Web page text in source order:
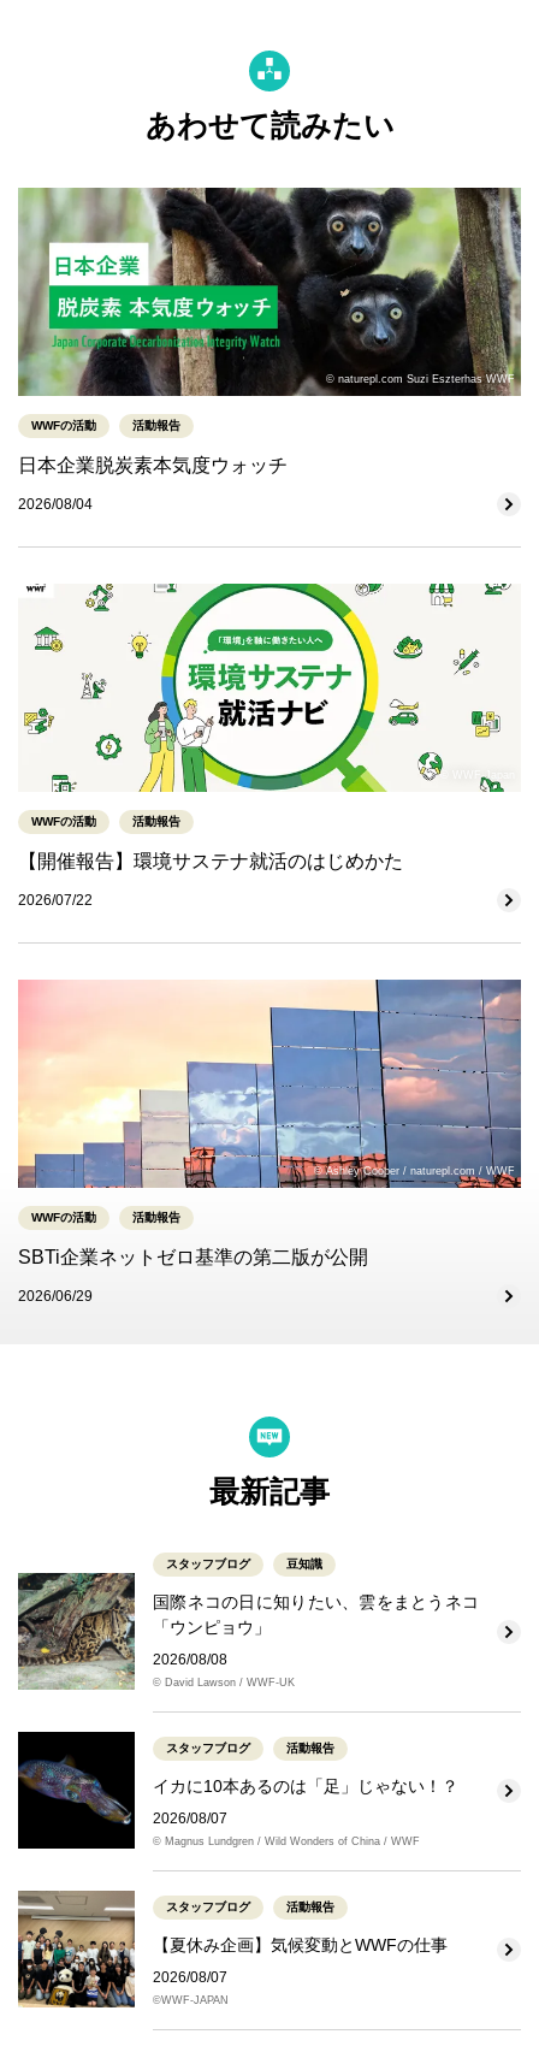
あわせて読みたい
© naturepl.com Suzi Eszterhas WWF
WWFの活動 活動報告
日本企業脱炭素本気度ウォッチ
2026/08/04
© WWF-Japan
WWFの活動 活動報告
【開催報告】環境サステナ就活のはじめかた
2026/07/22
© Ashley Cooper / naturepl.com / WWF
WWFの活動 活動報告
SBTi企業ネットゼロ基準の第二版が公開
2026/06/29
最新記事
スタッフブログ 豆知識
国際ネコの日に知りたい、雲をまとうネコ
「ウンピョウ」
2026/08/08
© David Lawson / WWF-UK
スタッフブログ 活動報告
イカに10本あるのは「足」じゃない！？
2026/08/07
© Magnus Lundgren / Wild Wonders of China / WWF
スタッフブログ 活動報告
【夏休み企画】気候変動とWWFの仕事
2026/08/07
©WWF-JAPAN